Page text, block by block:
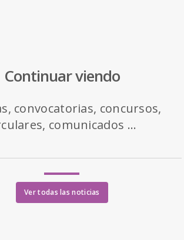
Continuar viendo
convocatorias, concursos,
comunicados ...
Ver todas las noticias